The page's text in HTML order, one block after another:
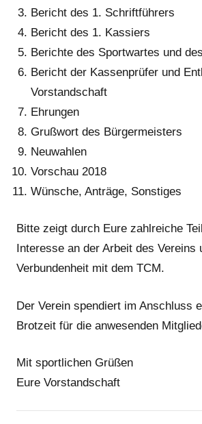
Bericht des 1. Schriftführers
Bericht des 1. Kassiers
Berichte des Sportwartes und
Bericht der Kassenprüfer und
Vorstandschaft
Ehrungen
Grußwort des Bürgermeisters
Neuwahlen
Vorschau 2018
Wünsche, Anträge, Sonstiges
Bitte zeigt durch Eure zahlreiche
Interesse an der Arbeit des Vereins
Verbundenheit mit dem TCM.
Der Verein spendiert im Anschluss
Brotzeit für die anwesenden
Mit sportlichen Grüßen
Eure Vorstandschaft